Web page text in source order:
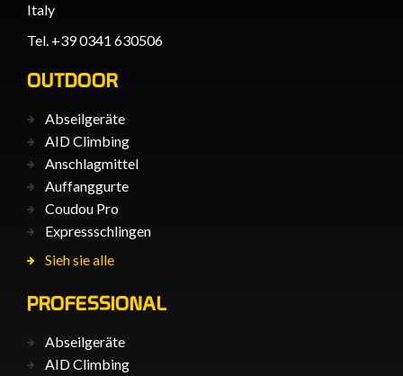
Italy
Tel. +39 0341 630506
OUTDOOR
Abseilgeräte
AID Climbing
Anschlagmittel
Auffanggurte
Coudou Pro
Expressschlingen
Sieh sie alle
PROFESSIONAL
Abseilgeräte
AID Climbing